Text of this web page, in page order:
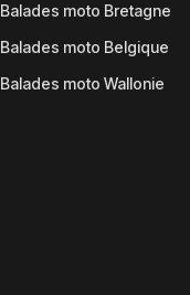
Balades moto Bretagne
Balades moto Belgique
Balades moto Wallonie